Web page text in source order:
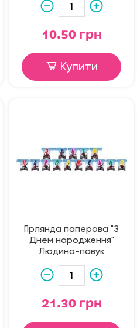
10.50 грн
Купити
Гірлянда паперова "З
Днем народження"
Людина-павук
21.30 грн